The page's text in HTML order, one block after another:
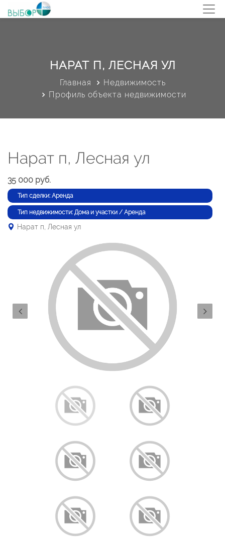
НАРАТ П, ЛЕСНАЯ УЛ
Главная
Недвижимость
Профиль объекта недвижимости
Нарат п, Лесная ул
35 000 руб.
Тип сделки: Аренда
Тип недвижимости: Дома и участки / Аренда
Нарат п, Лесная ул